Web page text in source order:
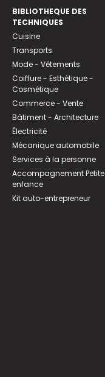
BIBLIOTHEQUE DES
TECHNIQUES
Cuisine
Transports
Mode - Vêtements
Coiffure - Esthétique -
Cosmétique
Commerce - Vente
Bâtiment - Architecture
Électricité
Mécanique automobile
Services à la personne
Accompagnement Petite
enfance
Kit auto-entrepreneur